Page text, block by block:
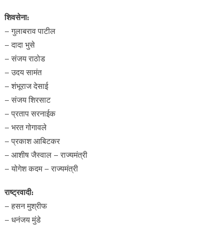
शिवसेना:
– गुलाबराव पाटील
– दादा भुसे
– संजय राठोड
– उदय सामंत
– शंभूराज देसाई
– संजय शिरसाट
– प्रताप सरनाईक
– भरत गोगावले
– प्रकाश आबिटकर
– आशीष जैस्वाल – राज्यमंत्री
– योगेश कदम – राज्यमंत्री
राष्ट्रवादी:
– हसन मुश्रीफ
– धनंजय मुंडे